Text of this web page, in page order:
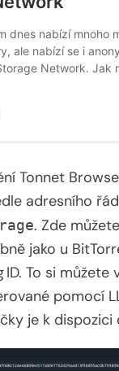
Tonnet
adresního
. Zde
jako u
ID. To si
pomocí
je k dispozici